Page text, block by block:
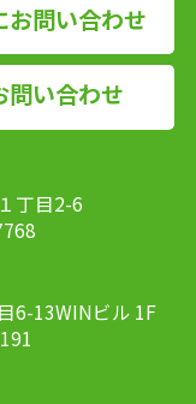
お問い合わせ
問い合わせ
丁目2-6
6-13WINビル 1F